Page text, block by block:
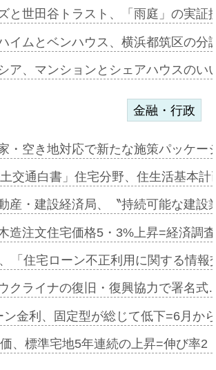
と世田谷トラスト、「雨庭」の実
イムとベンハウス、横浜都筑区の
ア、マンションとシェアハウスの
金融・行政
・空き地対応で新たな施策パッケ
土交通白書」住宅分野、住生活基本
産・建設経済局、〝持続可能な建
造注文住宅価格5・3%上昇=経済調
「住宅ローン不正利用に関する情
クライナの復旧・復興協力で署名
ン金利、固定型が総じて低下=6月か
、標準宅地5年連続の上昇=伸び率